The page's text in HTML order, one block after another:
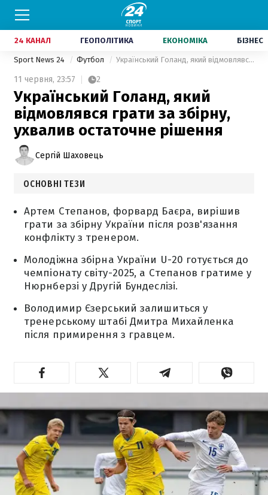
24 КАНАЛ ГЕОПОЛІТИКА ЕКОНОМІКА БІЗНЕС
Sport News 24 Футбол Український Голанд, який відмовлявся грати за збірну, ухвалив остаточне рішення
11 червня, 23:57 2
Український Голанд, який
відмовлявся грати за збірну,
ухвалив остаточне рішення
Сергій Шаховець
ОСНОВНІ ТЕЗИ
Артем Степанов, форвард Баєра, вирішив
грати за збірну України після розв'язання
конфлікту з тренером.
Молодіжна збірна України U-20 готується до
чемпіонату світу-2025, а Степанов гратиме у
Нюрнберзі у Другій Бундеслізі.
Володимир Єзерський залишиться у
тренерському штабі Дмитра Михайленка
після примирення з гравцем.